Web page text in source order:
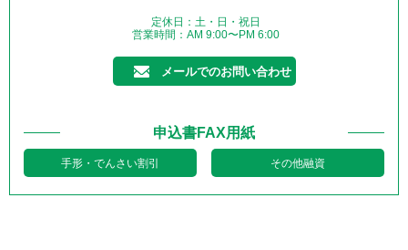
定休日：土・日・祝日
営業時間：AM 9:00〜PM 6:00
メールでのお問い合わせ
申込書FAX用紙
手形・でんさい割引 その他融資